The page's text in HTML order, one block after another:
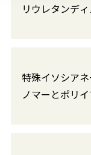
リウレタンディ
特殊イソシア
ノマーとポリイ